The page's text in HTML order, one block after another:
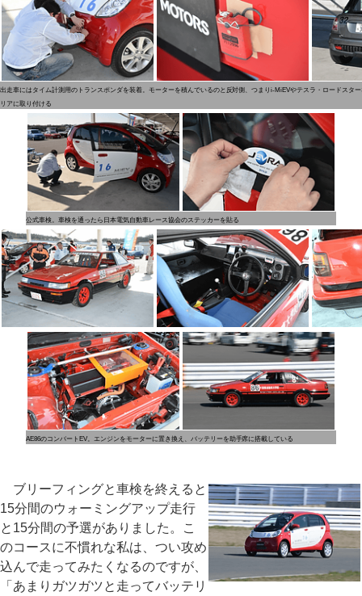
出走車にはタイム計測用のトランスポンダを装着。モーターを積んでいるのと反対側、つまりi-MiEVやテスラ・ロードスタ
リアに取り付ける
公式車検。車検を通ったら日本電気自動車レース協会のステッカーを貼る
AE86のコンバートEV。エンジンをモーターに置き換え、バッテリーを助手席に搭載している
ブリーフィングと車検を終えると
15分間のウォーミングアップ走行
と15分間の予選がありました。こ
のコースに不慣れな私は、つい攻め
込んで走ってみたくなるのですが、
「あまりガツガツと走ってバッテリ